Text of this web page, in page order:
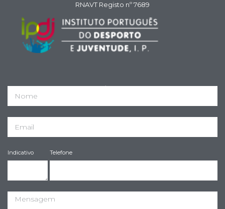
RNAVT Registo nº 7689
Indicativo Telefone